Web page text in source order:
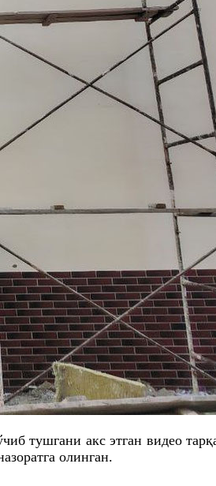
тушгани акс этган видео
олинган.